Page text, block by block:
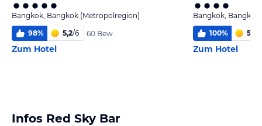
Bangkok, Bangkok (Metropolregion)
98% 5,2/6 60 Bew.
Zum Hotel
Bangkok,
100% 5,0
Zum Hotel
Infos Red Sky Bar